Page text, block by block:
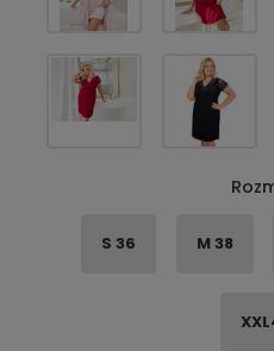
S 36 M 38